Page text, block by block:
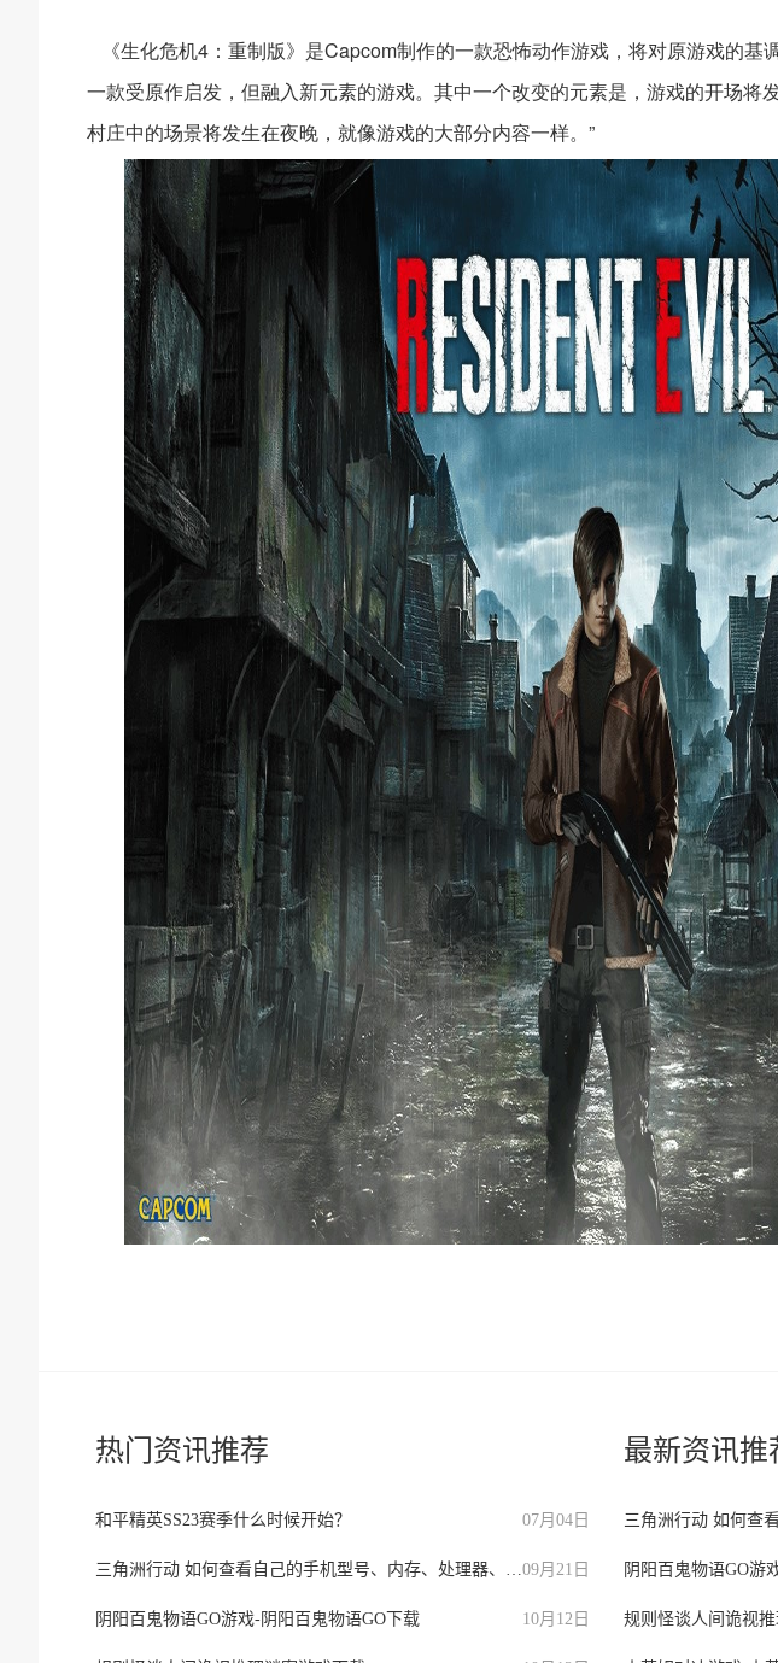
《生化危机4：重制版》是Capcom制作的一款恐怖动作游戏，将对原游戏的基
一款受原作启发，但融入新元素的游戏。其中一个改变的元素是，游戏的开场将
村庄中的场景将发生在夜晚，就像游戏的大部分内容一样。”
热门资讯推荐
和平精英SS23赛季什么时候开始？ 07月04日
三角洲行动 如何查看自己的手机型号、内存、处理器、版本等信息？09月21日
阴阳百鬼物语GO游戏-阴阳百鬼物语GO下载 10月12日
最新资讯推
阴阳百鬼物语GO游
规则怪谈人间诡视